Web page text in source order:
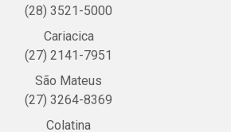
(28) 3521-5000
Cariacica
(27) 2141-7951
São Mateus
(27) 3264-8369
Colatina